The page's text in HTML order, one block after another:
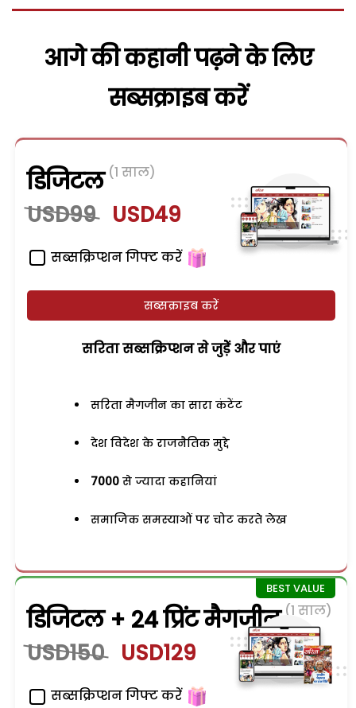
आगे की कहानी पढ़ने के लिए
सब्सक्राइब करें
डिजिटल (1 साल)
USD99 USD49
सब्सक्रिप्शन गिफ्ट करें
सब्सक्राइब करें
सरिता सब्सक्रिप्शन से जुड़ेें और पाएं
सरिता मैगजीन का सारा कंटेंट
देश विदेश के राजनैतिक मुद्दे
7000 से ज्यादा कहानियां
समाजिक समस्याओं पर चोट करते लेख
डिजिटल + 24 प्रिंट मैगजीन (1 साल)
USD150 USD129
सब्सक्रिप्शन गिफ्ट करें